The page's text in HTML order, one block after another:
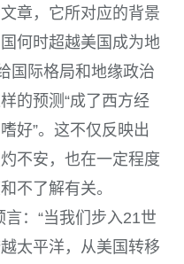
章，它所对应的背景
何时超越美国成为地
国际格局和地缘政治
的预测“成了西方经
好”。这不仅反映出
不安，也在一定程度
不了解有关。
：“当我们步入21世
太平洋，从美国转移